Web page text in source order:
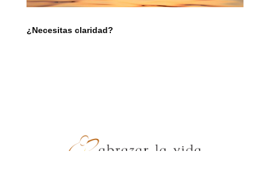
¿Necesitas claridad?